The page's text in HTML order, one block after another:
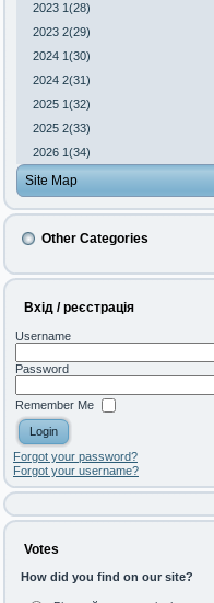
2023 1(28)
2023 2(29)
2024 1(30)
2024 2(31)
2025 1(32)
2025 2(33)
2026 1(34)
Site Map
Other Categories
Вхід / реєстрація
Username
Password
Remember Me
Forgot your password?
Forgot your username?
Votes
How did you find on our site?